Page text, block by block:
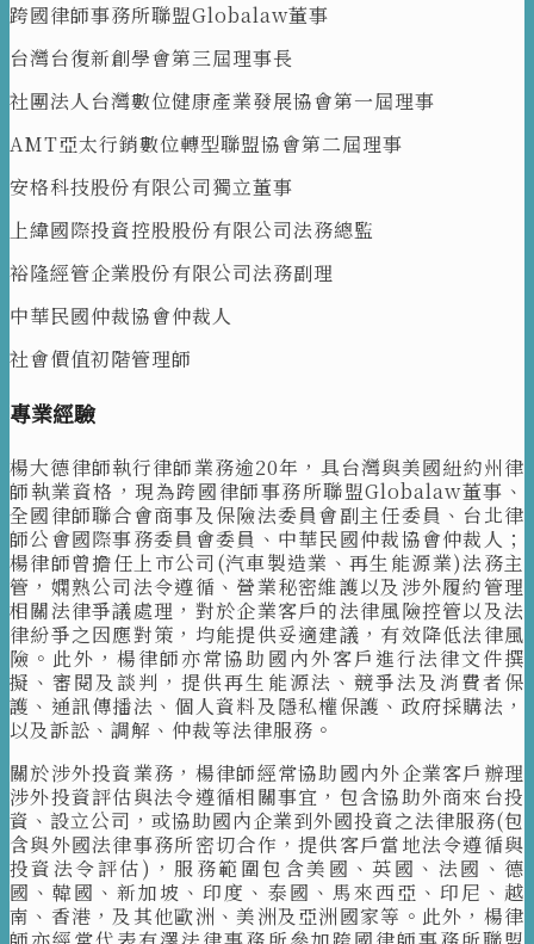
跨國律師事務所聯盟Globalaw董事
台灣台復新創學會第三屆理事長
社團法人台灣數位健康產業發展協會第一屆理事
AMT亞太行銷數位轉型聯盟協會第二屆理事
安格科技股份有限公司獨立董事
上緯國際投資控股股份有限公司法務總監
裕隆經管企業股份有限公司法務副理
中華民國仲裁協會仲裁人
社會價值初階管理師
專業經驗
楊大德律師執行律師業務逾20年，具台灣與美國紐約州律
師執業資格，現為跨國律師事務所聯盟Globalaw董事、
全國律師聯合會商事及保險法委員會副主任委員、台北律
師公會國際事務委員會委員、中華民國仲裁協會仲裁人；
楊律師曾擔任上市公司(汽車製造業、再生能源業)法務主
管，嫻熟公司法令遵循、營業秘密維護以及涉外履約管理
相關法律爭議處理，對於企業客戶的法律風險控管以及法
律紛爭之因應對策，均能提供妥適建議，有效降低法律風
險。此外，楊律師亦常協助國內外客戶進行法律文件撰
擬、審閱及談判，提供再生能源法、競爭法及消費者保
護、通訊傳播法、個人資料及隱私權保護、政府採購法，
以及訴訟、調解、仲裁等法律服務。
關於涉外投資業務，楊律師經常協助國內外企業客戶辦理
涉外投資評估與法令遵循相關事宜，包含協助外商來台投
資、設立公司，或協助國內企業到外國投資之法律服務(包
含與外國法律事務所密切合作，提供客戶當地法令遵循與
投資法令評估)，服務範圍包含美國、英國、法國、德
國、韓國、新加坡、印度、泰國、馬來西亞、印尼、越
南、香港，及其他歐洲、美洲及亞洲國家等。此外，楊律